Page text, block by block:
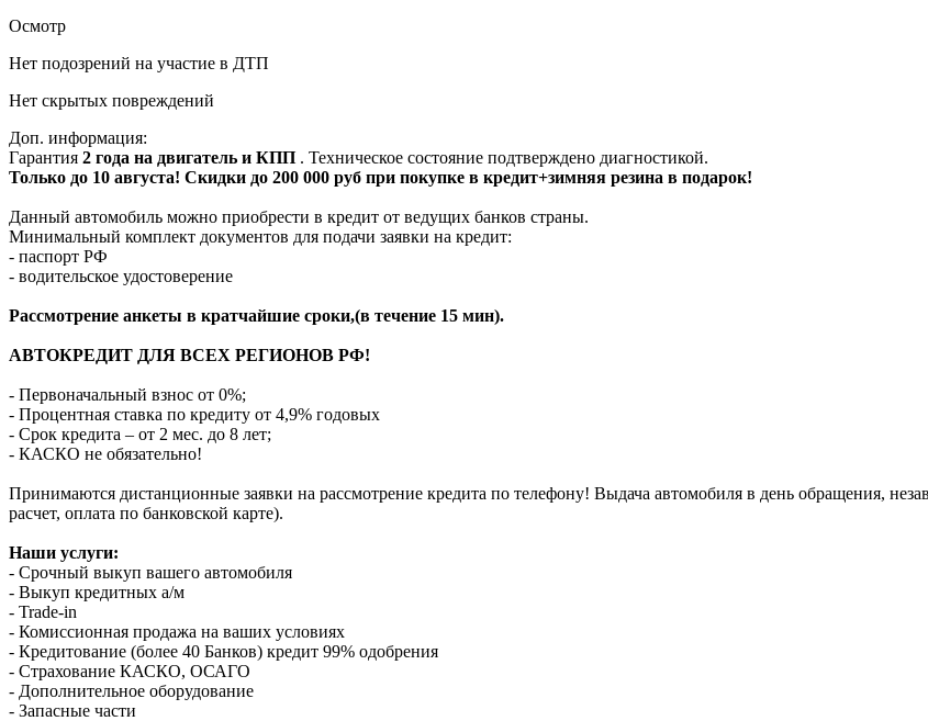
Осмотр
Нет подозрений на участие в ДТП
Нет скрытых повреждений
Доп. информация:
Гарантия 2 года на двигатель и КПП . Техническое состояние подтверждено диагностикой.
Только до 10 августа! Скидки до 200 000 руб при покупке в кредит+зимняя резина в подарок!
Данный автомобиль можно приобрести в кредит от ведущих банков страны.
Минимальный комплект документов для подачи заявки на кредит:
- паспорт РФ
- водительское удостоверение
Рассмотрение анкеты в кратчайшие сроки,(в течение 15 мин).
АВТОКРЕДИТ ДЛЯ ВСЕХ РЕГИОНОВ РФ!
- Первоначальный взнос от 0%;
- Процентная ставка по кредиту от 4,9% годовых
- Срок кредита – от 2 мес. до 8 лет;
- КАСКО не обязательно!
Принимаются дистанционные заявки на рассмотрение кредита по телефону! Выдача автомобиля в день обращения,
расчет, оплата по банковской карте).
Наши услуги:
- Срочный выкуп вашего автомобиля
- Выкуп кредитных а/м
- Trade-in
- Комиссионная продажа на ваших условиях
- Кредитование (более 40 Банков) кредит 99% одобрения
- Страхование КАСКО, ОСАГО
- Дополнительное оборудование
- Запасные части